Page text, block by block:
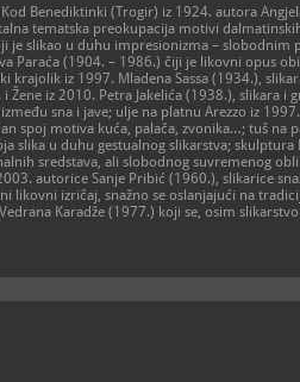
Benediktinki (Trogir) iz 1924. autora
tematska preokupacija motivi
je slikao u duhu impresionizma –
Paraća (1904. – 1986.) čiji je likovni opus
krajolik iz 1997. Mladena Sassa (1934.),
Žene iz 2010. Petra Jakelića (1938.), slikara i
sna i jave; ulje na platnu Arezzo iz
spoj motiva kuća, palača, zvonika…; tuš na
slika u duhu gestualnog slikarstva; skulptura
sredstava, ali slobodnog suvremenog
autorice Sanje Pribić (1960.), slikarice
likovni izričaj, snažno se oslanjajući na
Karadže (1977.) koji se, osim